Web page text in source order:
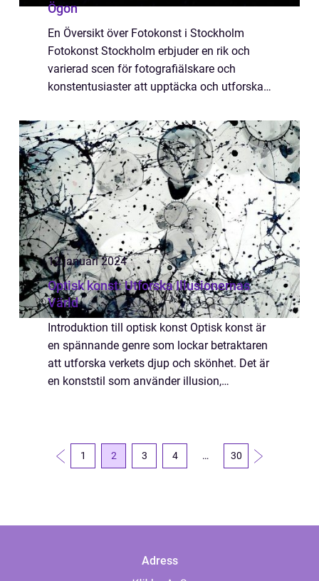
Ögon
En Översikt över Fotokonst i Stockholm
Fotokonst Stockholm erbjuder en rik och
varierad scen för fotografiälskare och
konstentusiaster att upptäcka och utforska.
och evenemang ger denna dynamiska stad
e...
12 januari 2024
Optisk konst: Utforska Illusionernas
Värld
Introduktion till optisk konst Optisk konst är
en spännande genre som lockar betraktaren
att utforska verkets djup och skönhet. Det är
en konststil som använder illusion,
1 2 3 4 … 30
Adress